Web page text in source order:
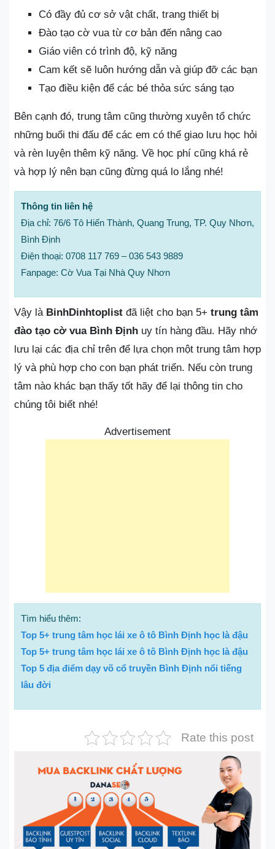
Có đầy đủ cơ sở vật chất, trang thiết bị
Đào tạo cờ vua từ cơ bản đến nâng cao
Giáo viên có trình độ, kỹ năng
Cam kết sẽ luôn hướng dẫn và giúp đỡ các bạn
Tạo điều kiện để các bé thỏa sức sáng tạo
Bên cạnh đó, trung tâm cũng thường xuyên tổ chức
những buổi thi đấu để các em có thể giao lưu học hỏi
và rèn luyện thêm kỹ năng. Về học phí cũng khá rẻ
và hợp lý nên bạn cũng đừng quá lo lắng nhé!
Thông tin liên hệ
Địa chỉ: 76/6 Tô Hiến Thành, Quang Trung, TP. Quy Nhơn,
Bình Định
Điện thoại: 0708 117 769 – 036 543 9889
Fanpage: Cờ Vua Tại Nhà Quy Nhơn
Vậy là BinhDinhtoplist đã liệt cho bạn 5+ trung tâm
đào tạo cờ vua Bình Định uy tín hàng đầu. Hãy nhớ
lưu lại các địa chỉ trên để lựa chọn một trung tâm hợp
lý và phù hợp cho con bạn phát triển. Nếu còn trung
tâm nào khác bạn thấy tốt hãy để lại thông tin cho
chúng tôi biết nhé!
Advertisement
Tìm hiểu thêm:
Top 5+ trung tâm học lái xe ô tô Bình Định học là đậu
Top 5+ trung tâm học lái xe ô tô Bình Định học là đậu
Top 5 địa điểm dạy võ cổ truyền Bình Định nổi tiếng
lâu đời
Rate this post